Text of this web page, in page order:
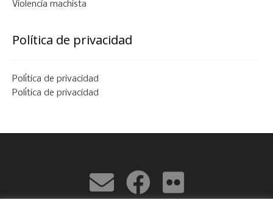
Violencia machista
Política de privacidad
Política de privacidad
Política de privacidad